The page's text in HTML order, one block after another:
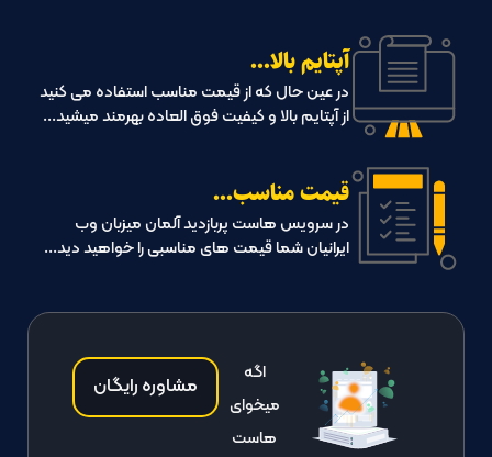
آپتایم بالا...
در عین حال که از قیمت مناسب استفاده می کنید
از آپتایم بالا و کیفیت فوق العاده بهرمند میشید...
قیمت مناسب...
در سرویس هاست پربازدید آلمان میزبان وب
ایرانیان شما قیمت های مناسبی را خواهید دید...
اگه
میخوای
هاست
مشاوره رایگان